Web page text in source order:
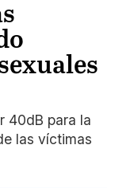
40dB para la
las víctimas